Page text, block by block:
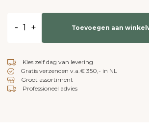
- + Toevoegen aan
Kies zelf dag van levering
Gratis verzenden v.a.€ 350,- in NL
Groot assortiment
Professioneel advies